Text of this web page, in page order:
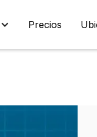
Precios